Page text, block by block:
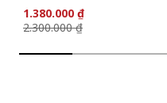
1.380.000 ₫
2.300.000 ₫